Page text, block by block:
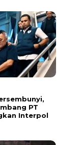
PT
Interpol